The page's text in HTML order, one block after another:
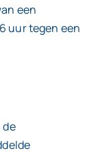
een
uur tegen een
de